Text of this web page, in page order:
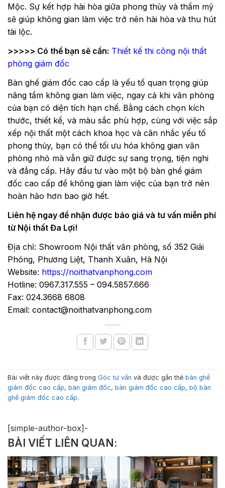
Mộc. Sự kết hợp hài hòa giữa phong thủy và thẩm mỹ
sẽ giúp không gian làm việc trở nên hài hòa và thu hút
tài lộc.
>>>>> Có thể bạn sẽ cần: Thiết kế thi công nội thất
phòng giám đốc
Bàn ghế giám đốc cao cấp là yếu tố quan trọng giúp
nâng tầm không gian làm việc, ngay cả khi văn phòng
của bạn có diện tích hạn chế. Bằng cách chọn kích
thước, thiết kế, và màu sắc phù hợp, cùng với việc sắp
xếp nội thất một cách khoa học và cân nhắc yếu tố
phong thủy, bạn có thể tối ưu hóa không gian văn
phòng nhỏ mà vẫn giữ được sự sang trọng, tiện nghi
và đẳng cấp. Hãy đầu tư vào một bộ bàn ghế giám
đốc cao cấp để không gian làm việc của bạn trở nên
hoàn hảo hơn bao giờ hết.
Liên hệ ngay để nhận được báo giá và tư vấn miễn phí
từ Nội thất Đa Lợi!
Địa chỉ: Showroom Nội thất văn phòng, số 352 Giải
Phóng, Phương Liệt, Thanh Xuân, Hà Nội
Website: https://noithatvanphong.com
Hotline: 0967.317.555 – 094.5857.666
Fax: 024.3668 6808
Email: contact@noithatvanphong.com
Bài viết này được đăng trong Góc tư vấn và được gắn thẻ bàn ghế
giám đốc cao cấp, bàn giám đốc, bàn giám đốc cao cấp, bộ bàn
ghế giám đốc cao cấp.
[simple-author-box]-
BÀI VIẾT LIÊN QUAN: